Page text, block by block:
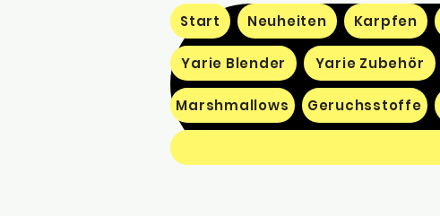
Start Neuheiten Karpfen
Yarie Blender Yarie Zubehör
Marshmallows Geruchsstoffe